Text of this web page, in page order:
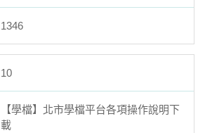
1346
10
【學檔】北市學檔平台各項操作說明下
載